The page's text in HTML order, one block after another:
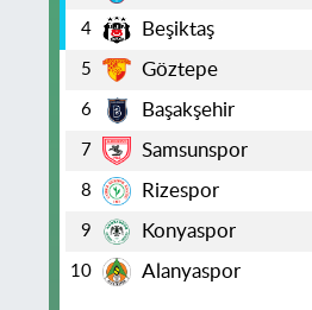
4 Beşiktaş
5 Göztepe
6 Başakşehir
7 Samsunspor
8 Rizespor
9 Konyaspor
10 Alanyaspor